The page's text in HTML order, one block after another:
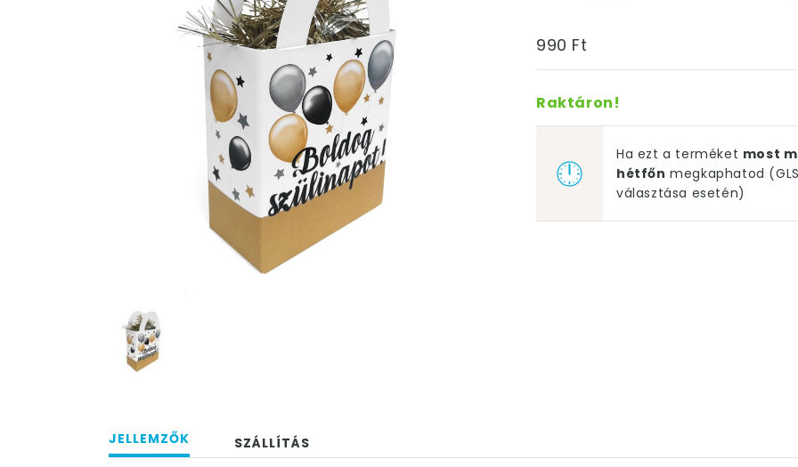
990 Ft
Raktáron!
Ha ezt a terméket most
hétfőn megkaphatod
választása esetén)
JELLEMZŐK SZÁLLÍTÁS